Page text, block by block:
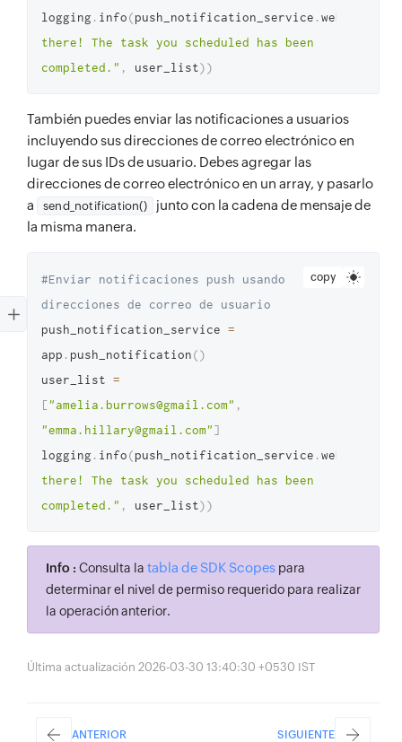
logging . info(push_notification_service .web
there! The task you scheduled has been
completed." , user_list))
También puedes enviar las notificaciones a usuarios
incluyendo sus direcciones de correo electrónico en
lugar de sus IDs de usuario. Debes agregar las
direcciones de correo electrónico en un array, y pasarlo
a
send_notification()
junto con la cadena de mensaje de
la misma manera.
copy
#Enviar notificaciones push usando
direcciones de correo de usuario
push_notification_service =
app . push_notification()
user_list =
["amelia.burrows@gmail.com" ,
"emma.hillary@gmail.com"]
logging . info(push_notification_service .web
there! The task you scheduled has been
completed." , user_list))
Info : Consulta la tabla de SDK Scopes para
determinar el nivel de permiso requerido para realizar
la operación anterior.
Última actualización 2026-03-30 13:40:30 +0530 IST
ANTERIOR SIGUIENTE